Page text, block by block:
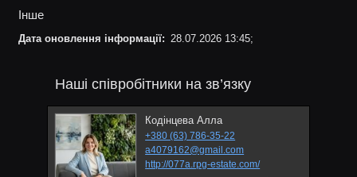
Інше
Дата оновлення інформації: 28.07.2026 13:45;
Наші співробітники на зв’язку
Кодінцева Алла
+380 (63) 786-35-22
a4079162@gmail.com
http://077a.rpg-estate.com/